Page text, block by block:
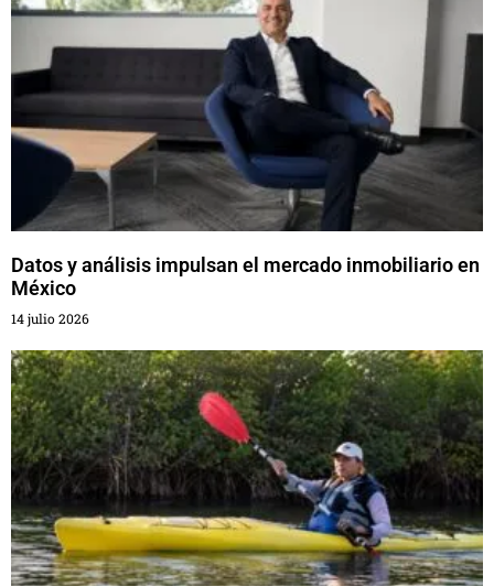
Datos y análisis impulsan el mercado inmobiliario en
México
14 julio 2026